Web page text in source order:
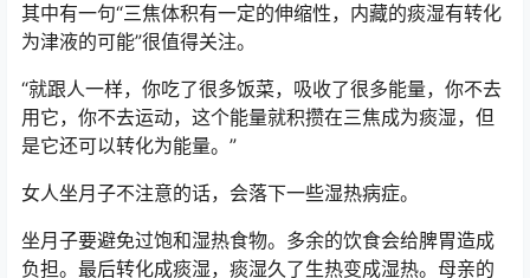
其中有一句“三焦体积有一定的伸缩性，内藏的痰湿有转化
为津液的可能”很值得关注。
“就跟人一样，你吃了很多饭菜，吸收了很多能量，你不去
用它，你不去运动，这个能量就积攒在三焦成为痰湿，但
是它还可以转化为能量。”
女人坐月子不注意的话，会落下一些湿热病症。
坐月子要避免过饱和湿热食物。多余的饮食会给脾胃造成
负担。最后转化成痰湿，痰湿久了生热变成湿热。母亲的